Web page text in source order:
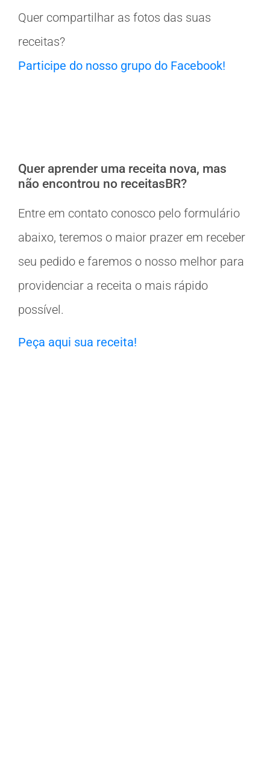
Quer compartilhar as fotos das suas
receitas?
Participe do nosso grupo do Facebook!
Quer aprender uma receita nova, mas
não encontrou no receitasBR?
Entre em contato conosco pelo formulário
abaixo, teremos o maior prazer em receber
seu pedido e faremos o nosso melhor para
providenciar a receita o mais rápido
possível.
Peça aqui sua receita!